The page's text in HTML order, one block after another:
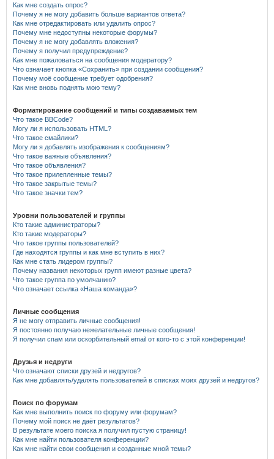
Как мне создать опрос?
Почему я не могу добавить больше вариантов ответа?
Как мне отредактировать или удалить опрос?
Почему мне недоступны некоторые форумы?
Почему я не могу добавлять вложения?
Почему я получил предупреждение?
Как мне пожаловаться на сообщения модератору?
Что означает кнопка «Сохранить» при создании сообщения?
Почему моё сообщение требует одобрения?
Как мне вновь поднять мою тему?
Форматирование сообщений и типы создаваемых тем
Что такое BBCode?
Могу ли я использовать HTML?
Что такое смайлики?
Могу ли я добавлять изображения к сообщениям?
Что такое важные объявления?
Что такое объявления?
Что такое прилепленные темы?
Что такое закрытые темы?
Что такое значки тем?
Уровни пользователей и группы
Кто такие администраторы?
Кто такие модераторы?
Что такое группы пользователей?
Где находятся группы и как мне вступить в них?
Как мне стать лидером группы?
Почему названия некоторых групп имеют разные цвета?
Что такое группа по умолчанию?
Что означает ссылка «Наша команда»?
Личные сообщения
Я не могу отправить личные сообщения!
Я постоянно получаю нежелательные личные сообщения!
Я получил спам или оскорбительный email от кого-то с этой конференции!
Друзья и недруги
Что означают списки друзей и недругов?
Как мне добавлять/удалять пользователей в списках моих друзей и недругов?
Поиск по форумам
Как мне выполнить поиск по форуму или форумам?
Почему мой поиск не даёт результатов?
В результате моего поиска я получил пустую страницу!
Как мне найти пользователя конференции?
Как мне найти свои сообщения и созданные мной темы?